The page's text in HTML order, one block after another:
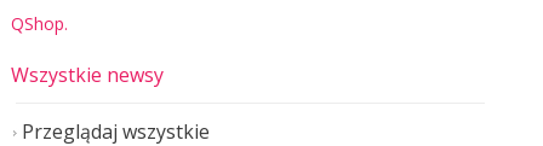
Wszystkie newsy
Przeglądaj wszystkie
QShop.